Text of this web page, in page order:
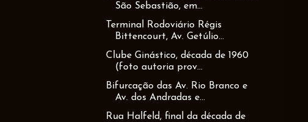
São Sebastião, em...
Terminal Rodoviário Régis
Bittencourt, Av. Getúlio...
Clube Ginástico, década de 1960
(foto autoria prov...
Bifurcação das Av. Rio Branco e
Av. dos Andradas e...
Rua Halfeld, final da década de